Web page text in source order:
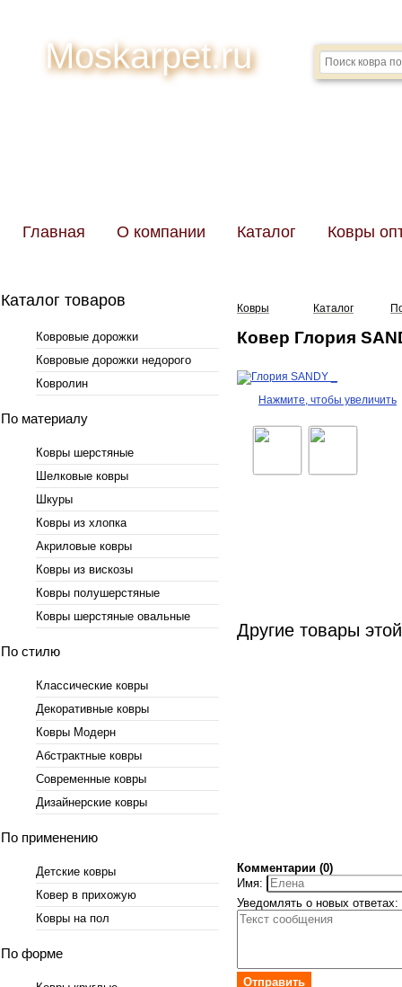
Moskarpet.ru
Главная О компании Каталог Ковры
Каталог товаров
Ковровые дорожки
Ковровые дорожки недорого
Ковролин
По материалу
Ковры шерстяные
Шелковые ковры
Шкуры
Ковры из хлопка
Акриловые ковры
Ковры из вискозы
Ковры полушерстяные
Ковры шерстяные овальные
По стилю
Классические ковры
Декоративные ковры
Ковры Модерн
Абстрактные ковры
Современные ковры
Дизайнерские ковры
По применению
Детские ковры
Ковер в прихожую
Ковры на пол
По форме
Ковры Каталог
Ковер Глория
Нажмите, чтобы увеличить
Другие товары
Комментарии (0)
Имя:
Уведомлять о новых ответах:
Отправить